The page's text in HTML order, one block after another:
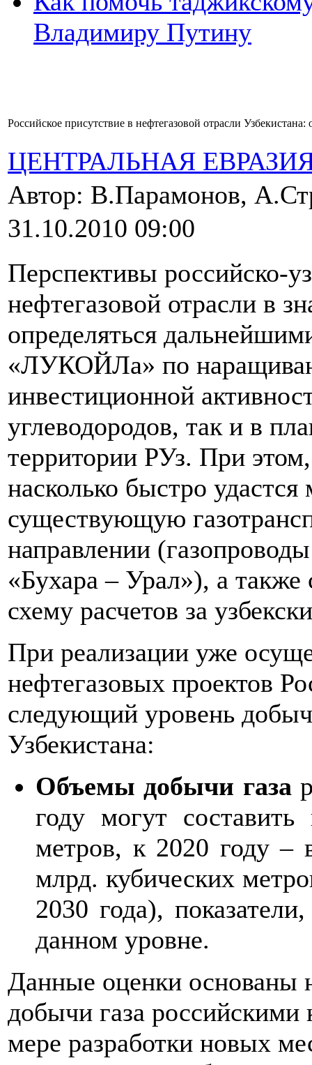
Владимиру Путину
Российское присутствие в нефтегазовой отрасли
ЦЕНТРАЛЬНАЯ
Автор: В.Парамонов,
31.10.2010 09:00
Перспективы российско-
нефтегазовой отрасли в
определяться
«ЛУКОЙЛа» по
инвестиционной
углеводородов, так и в
территории РУз. При
насколько быстро
существующую
направлении
«Бухара – Урал»), а
схему расчетов за
При реализации уже
нефтегазовых проектов
следующий уровень
Узбекистана:
Объемы добычи газа
году могут
метров, к 2020 году –
млрд. кубических
2030 года),
данном уровне.
Данные оценки основаны
добычи газа российскими
мере разработки новых